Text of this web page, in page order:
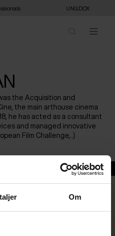
Om
UNG:DOX
the Acquisition and
the main arthouse cinema
he has acted as a consultant
and managed innovative
Film Challenge,..)